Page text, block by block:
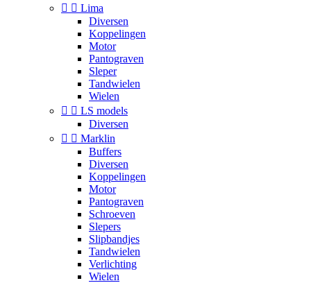
  Lima
Diversen
Koppelingen
Motor
Pantograven
Sleper
Tandwielen
Wielen
  LS models
Diversen
  Marklin
Buffers
Diversen
Koppelingen
Motor
Pantograven
Schroeven
Slepers
Slipbandjes
Tandwielen
Verlichting
Wielen